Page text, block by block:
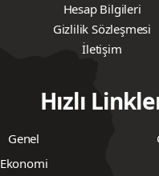
Hesap Bilgileri
Gizlilik Sözleşmesi
İletişim
Hızlı
Genel
Ekonomi